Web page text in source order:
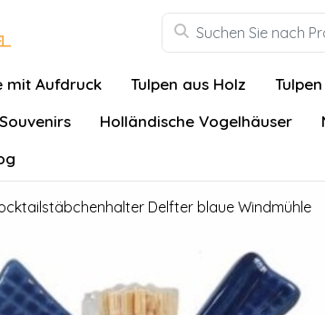
mit Aufdruck Tulpen aus Holz
Holländische Vogelhäuser
Delfter blaue Windmühle